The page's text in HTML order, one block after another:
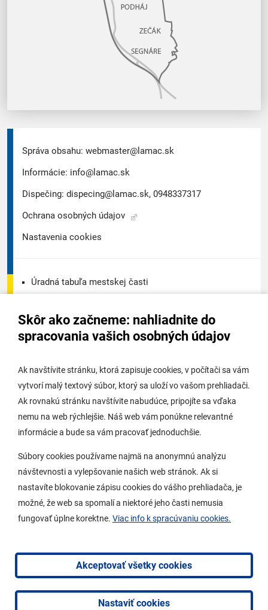
Skôr ako začneme: nahliadnite do
spracovania vašich osobných údajov
Ak navštívite stránku, ktorá zapisuje cookies, v počítači sa vám
vytvorí malý textový súbor, ktorý sa uloží vo vašom prehliadači.
Ak rovnakú stránku navštívite nabudúce, pripojíte sa vďaka
nemu na web rýchlejšie. Náš web vám ponúkne relevantné
informácie a bude sa vám pracovať jednoduchšie.
Súbory cookies používame najmä na anonymnú analýzu
návštevnosti a vylepšovanie našich web stránok. Ak si
nastavíte blokovanie zápisu cookies do vášho prehliadača, je
možné, že web sa spomalí a niektoré jeho časti nemusia
fungovať úplne korektne. Viac info k spracúvaniu cookies.
Akceptovať všetky cookies
Nastaviť cookies
Správa obsahu: webmaster@lamac.sk
Informácie: info@lamac.sk
Dispečing: dispecing@lamac.sk, 0948337317
Ochrana osobných údajov
Nastavenia cookies
Úradná tabuľa mestskej časti
Úradná tabuľa stavebného úradu
Potrebujem vybaviť
Samospráva
O Lamači
Mobilná aplikácia
Kontakty
Vyhlásenie o prístupnosti